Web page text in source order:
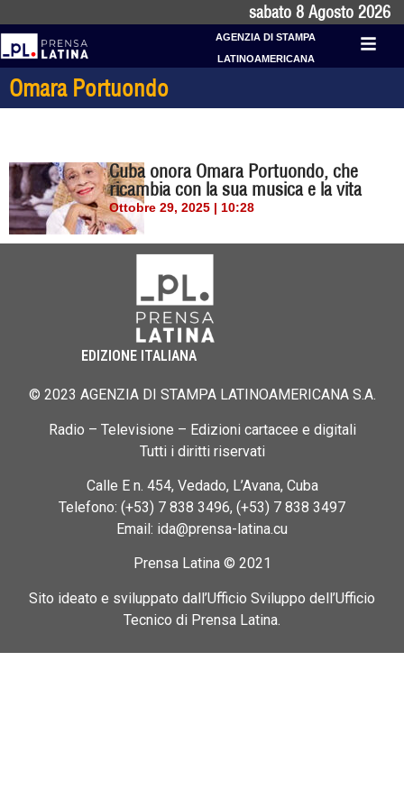
sabato 8 Agosto 2026
AGENZIA DI STAMPA
LATINOAMERICANA
Omara Portuondo
Cuba onora Omara Portuondo, che
ricambia con la sua musica e la vita
Ottobre 29, 2025 | 10:28
EDIZIONE ITALIANA
© 2023 AGENZIA DI STAMPA LATINOAMERICANA S.A.
Radio – Televisione – Edizioni cartacee e digitali
Tutti i diritti riservati
Calle E n. 454, Vedado, L’Avana, Cuba
Telefono: (+53) 7 838 3496, (+53) 7 838 3497
Email: ida@prensa-latina.cu
Prensa Latina © 2021
Sito ideato e sviluppato dall’Ufficio Sviluppo dell’Ufficio
Tecnico di Prensa Latina.